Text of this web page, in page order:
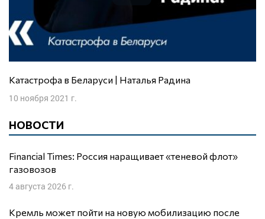
Катастрофа в Беларуси | Наталья Радина
10 ноября 2021 г.
НОВОСТИ
Financial Times: Россия наращивает «теневой флот»
газовозов
4 августа 2026 г.
Кремль может пойти на новую мобилизацию после